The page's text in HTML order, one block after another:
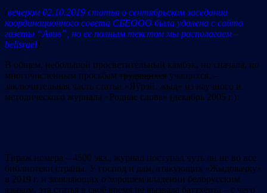
(вечером 02.10.2019 статья о сентябрьском заседании
координационного совета СБЕООО была удалена с сайта
газеты “Авив”, но ее полным текстом мы располагаем –
belisrael).
В общем, небольшой просветительный камбэк, но сначала, по
многочисленным просьбам трудящихся учащихся, –
заключительная часть статьи «Яўрэй, жыд» из научного и
методического журнала «Роднае слова» (декабрь 2005 г.):
Тираж номера – 4500 экз., журнал поступал чуть ли не во все
библиотеки страны. У господ и дам, атакующих «Жыдовачку»
в 2019 г. и заявляющих о хорошем владении белорусским
языком, эта статья в своё время не вызвала баттхёрта – с чего